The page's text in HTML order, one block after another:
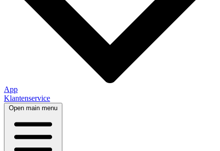
App
Klantenservice
Open main menu